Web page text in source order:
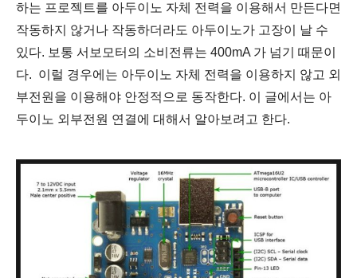
하는 프로젝트를 아두이노 자체 전력을 이용해서 만든다면
작동하지 않거나 작동하더라도 아두이노가 고장이 날 수
있다. 보통 서보모터의 소비전류는 400mA 가 넘기 때문이
다. 이럴 경우에는 아두이노 자체 전력을 이용하지 않고 외
부전원을 이용해야 안정적으로 동작한다. 이 글에서는 아
두이노 외부전원 연결에 대해서 알아보려고 한다.